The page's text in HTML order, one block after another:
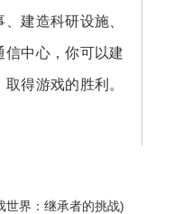
建造科研设施、
信中心，你可以建
得游戏的胜利。
世界：继承者的挑战)